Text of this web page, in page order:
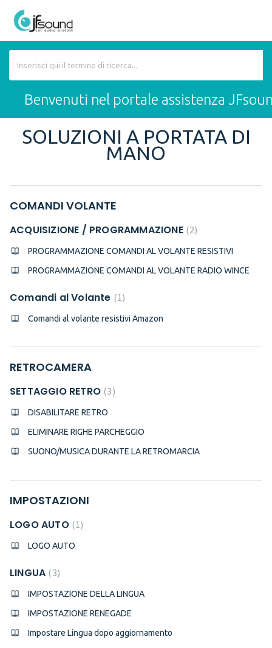
Benvenuti nel portale assistenza
SOLUZIONI A PORTATA DI
MANO
COMANDI VOLANTE
ACQUISIZIONE / PROGRAMMAZIONE 2
PROGRAMMAZIONE COMANDI AL VOLANTE RESISTIVI
PROGRAMMAZIONE COMANDI AL VOLANTE RADIO WINCE
Comandi al Volante 1
Comandi al volante resistivi Amazon
RETROCAMERA
SETTAGGIO RETRO 3
DISABILITARE RETRO
ELIMINARE RIGHE PARCHEGGIO
SUONO/MUSICA DURANTE LA RETROMARCIA
IMPOSTAZIONI
LOGO AUTO 1
LOGO AUTO
LINGUA 3
IMPOSTAZIONE DELLA LINGUA
IMPOSTAZIONE RENEGADE
Impostare Lingua dopo aggiornamento